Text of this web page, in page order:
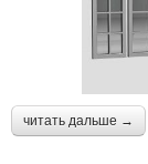
читать дальше →